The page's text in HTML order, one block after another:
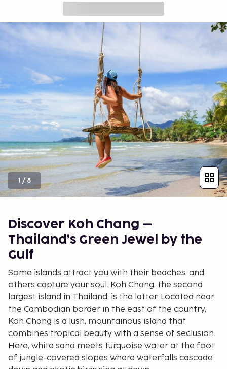
1 /8
Discover Koh Chang –
Thailand’s Green Jewel by the
Gulf
Some islands attract you with their beaches, and
others capture your soul. Koh Chang, the second
largest island in Thailand, is the latter. Located near
the Cambodian border in the east of the country,
Koh Chang is a lush, mountainous island that
combines tropical beauty with a sense of seclusion.
Here, white sand meets turquoise water at the foot
of jungle-covered slopes where waterfalls cascade